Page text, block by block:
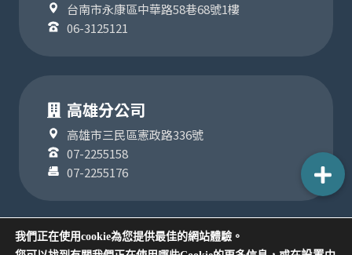
台南市永康區中華路58巷68號1樓
06-3125121
高雄分公司
高雄市三民區憲政路336號
07-2255158
07-2255176
我們正在使用cookie為您提供最佳的網站體驗。